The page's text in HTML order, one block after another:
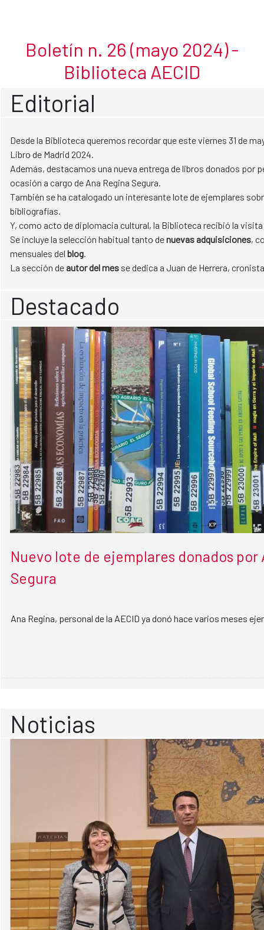
Boletín n. 26 (mayo 2024) -
Biblioteca AECID
Editorial
Desde la Biblioteca queremos recordar que este viernes 31 de
Libro de Madrid 2024.
Además, destacamos una nueva entrega de libros donados por
ocasión a cargo de Ana Regina Segura.
También se ha catalogado un interesante lote de ejemplares
bibliografías.
Y, como acto de diplomacia cultural, la Biblioteca recibió la visita
Se incluye la selección habitual tanto denuevas adquisiciones,
mensuales del blog.
La sección de autordel mes se dedica a Juan de Herrera,
Destacado
Nuevo lote de ejemplares donados por
Segura
Ana Regina, personal de la AECID ya donó hace varios meses
Noticias